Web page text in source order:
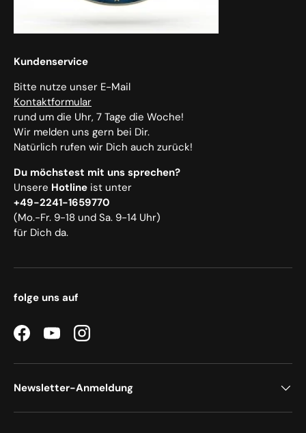
Kundenservice
Bitte nutze unser E-Mail
Kontaktformular
rund um die Uhr, 7 Tage die Woche!
Wir melden uns gern bei Dir.
Natürlich rufen wir Dich auch zurück!
Du möchstest mit uns sprechen?
Unsere Hotline ist unter
+49-2241-1659770
(Mo.-Fr. 9-18 und Sa. 9-14 Uhr)
für Dich da.
folge uns auf
FacebookYouTubeInstagram
Newsletter-Anmeldung